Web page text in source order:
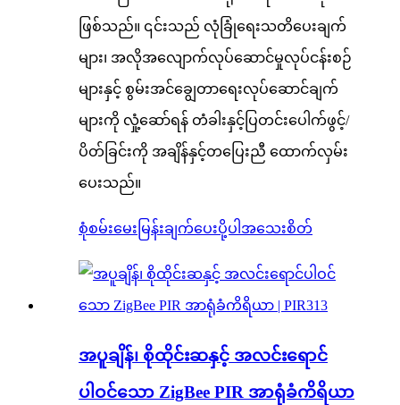
ဖြစ်သည်။ ၎င်းသည် လုံခြုံရေးသတိပေးချက်
များ၊ အလိုအလျောက်လုပ်ဆောင်မှုလုပ်ငန်းစဉ်
များနှင့် စွမ်းအင်ချွေတာရေးလုပ်ဆောင်ချက်
များကို လှုံ့ဆော်ရန် တံခါးနှင့်ပြတင်းပေါက်ဖွင့်/
ပိတ်ခြင်းကို အချိန်နှင့်တပြေးညီ ထောက်လှမ်း
ပေးသည်။
စုံစမ်းမေးမြန်းချက်ပေးပို့ပါ အသေးစိတ်
အပူချိန်၊ စိုထိုင်းဆနှင့် အလင်းရောင်
ပါဝင်သော ZigBee PIR အာရုံခံကိရိယာ